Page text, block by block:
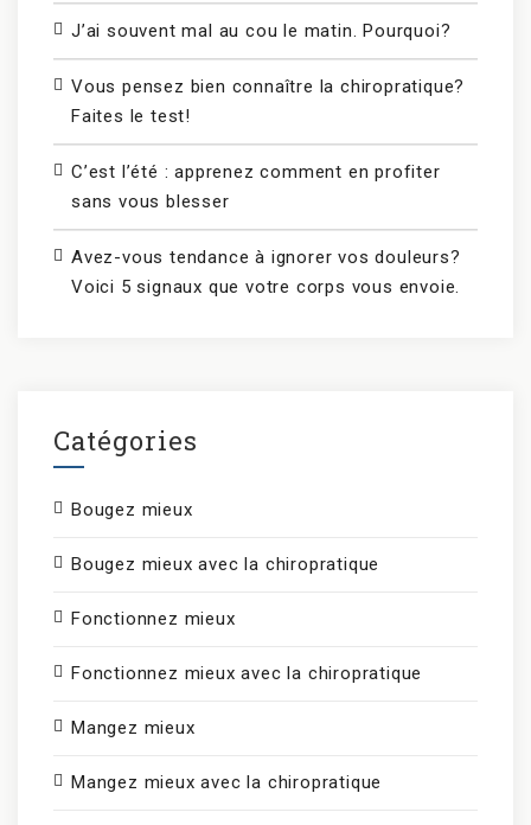
J’ai souvent mal au cou le matin. Pourquoi?
Vous pensez bien connaître la chiropratique?
Faites le test!
C’est l’été : apprenez comment en profiter
sans vous blesser
Avez-vous tendance à ignorer vos douleurs?
Voici 5 signaux que votre corps vous envoie.
Catégories
Bougez mieux
Bougez mieux avec la chiropratique
Fonctionnez mieux
Fonctionnez mieux avec la chiropratique
Mangez mieux
Mangez mieux avec la chiropratique